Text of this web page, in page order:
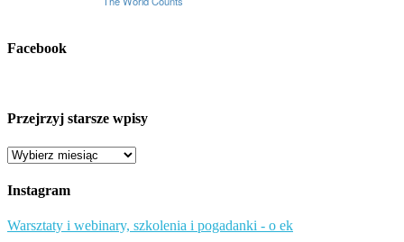
Facebook
Przejrzyj starsze wpisy
Przejrzyj
wpisy
Instagram
Warsztaty i webinary, szkolenia i pogadanki - o ek